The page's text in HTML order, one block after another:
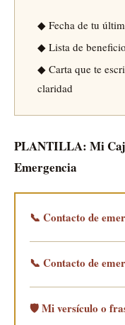
◆ Fecha de tu
◆ Lista de
◆ Carta que te
claridad
PLANTILLA: Mi
Emergencia
📞 Contacto de
📞 Contacto de
🛡️ Mi versículo o